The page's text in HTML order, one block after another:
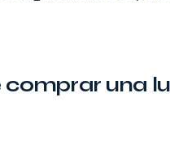
una